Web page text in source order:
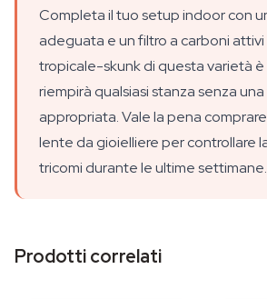
Completa il tuo setup indoor con
adeguata e un filtro a carboni attivi
tropicale-skunk di questa varietà
riempirà qualsiasi stanza senza
appropriata. Vale la pena
lente da gioielliere per controllare
tricomi durante le ultime settimane.
Prodotti correlati